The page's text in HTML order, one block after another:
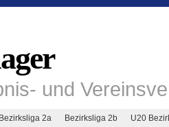
und
Bezirksliga 2a Bezirksliga 2b U20